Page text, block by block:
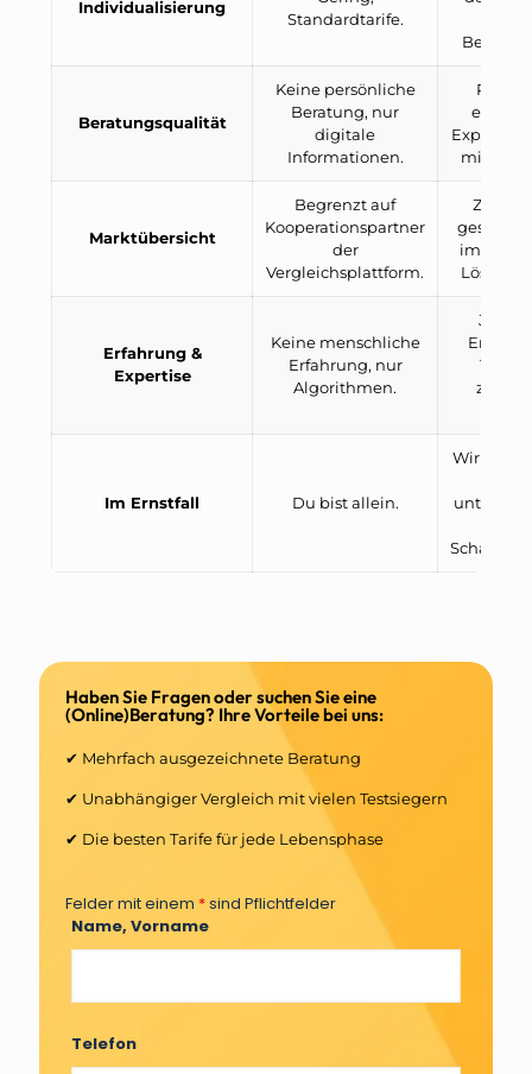
Individualisierung
Standardtarife.
Beratungsqualität
Keine persönliche
Beratung, nur
digitale
Informationen.
mit
Marktübersicht
Begrenzt auf
Kooperationspartner
der
Vergleichsplattform.
immer
Lösung
Erfahrung &
Expertise
Keine menschliche
Erfahrung, nur
Algorithmen.
Im Ernstfall Du bist allein.
Wir sind
Haben Sie Fragen oder suchen Sie eine
(Online)Beratung? Ihre Vorteile bei uns:
✔ Mehrfach ausgezeichnete Beratung
✔ Unabhängiger Vergleich mit vielen Testsiegern
✔ Die besten Tarife für jede Lebensphase
Felder mit einem *sind Pflichtfelder
Name, Vorname
Telefon